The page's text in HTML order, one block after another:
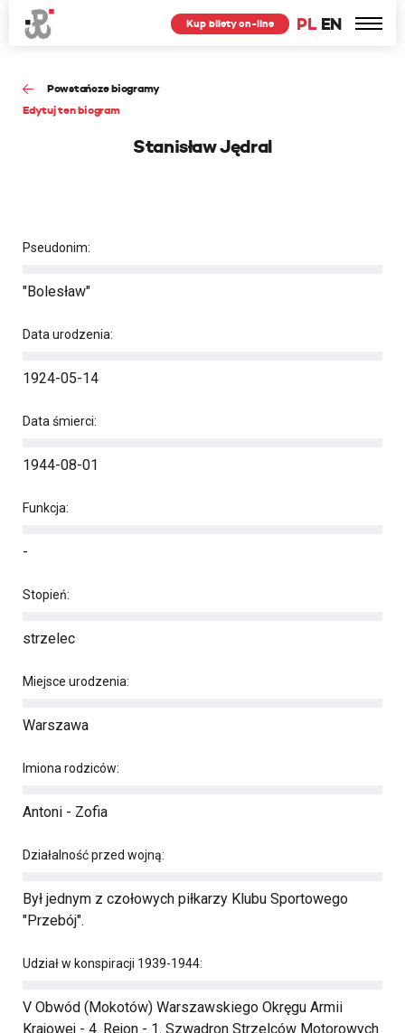
PL EN
Kup bilety on-line
Powstańcze biogramy
Edytuj ten biogram
Stanisław Jędral
Pseudonim:
"Bolesław"
Data urodzenia:
1924-05-14
Data śmierci:
1944-08-01
Funkcja:
-
Stopień:
strzelec
Miejsce urodzenia:
Warszawa
Imiona rodziców:
Antoni - Zofia
Działalność przed wojną:
Był jednym z czołowych piłkarzy Klubu Sportowego
"Przebój".
Udział w konspiracji 1939-1944:
V Obwód (Mokotów) Warszawskiego Okręgu Armii
Krajowej - 4. Rejon - 1. Szwadron Strzelców Motorowych